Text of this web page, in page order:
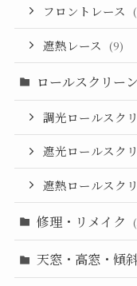
フロントレース
遮熱レース (9)
ロールスクリーン
調光ロールスク
遮光ロールスク
遮熱ロールスク
修理・リメイク
天窓・高窓・傾